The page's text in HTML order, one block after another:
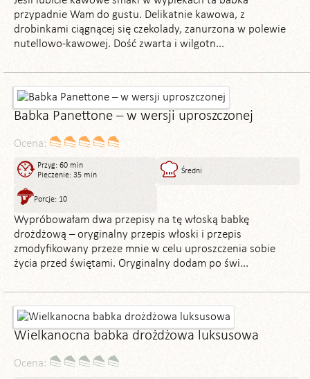
przypadnie Wam do gustu. Delikatnie kawowa, z
drobinkami ciągnącej się czekolady, zanurzona w polewie
nutellowo-kawowej. Dość zwarta i wilgotn...
Babka Panettone – w wersji uproszczonej
Ocena:
Przyg: 60 min
Pieczenie: 35 min
Średni
Porcje: 10
Wypróbowałam dwa przepisy na tę włoską babkę
drożdżową – oryginalny przepis włoski i przepis
zmodyfikowany przeze mnie w celu uproszczenia sobie
życia przed świętami. Oryginalny dodam po świ...
Wielkanocna babka drożdżowa luksusowa
Ocena: